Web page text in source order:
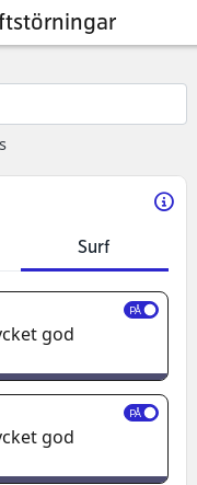
Surf
PÅ
god
PÅ
god